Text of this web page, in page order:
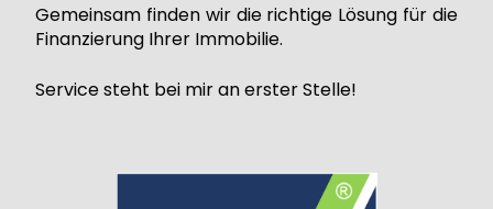
Gemeinsam finden wir die richtige Lösung für die
Finanzierung Ihrer Immobilie.
Service steht bei mir an erster Stelle!